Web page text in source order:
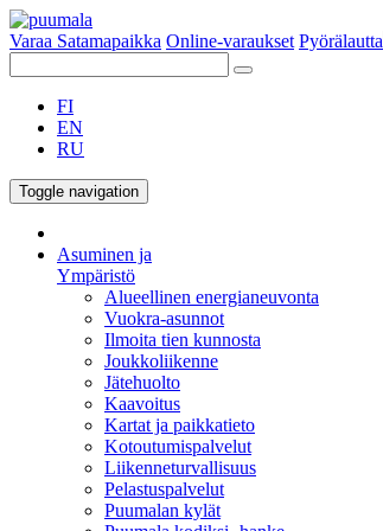
Varaa Satamapaikka Online-varaukset Pyörälautta
FI
EN
RU
Toggle navigation
Asuminen ja
Ympäristö
Alueellinen energianeuvonta
Vuokra-asunnot
Ilmoita tien kunnosta
Joukkoliikenne
Jätehuolto
Kaavoitus
Kartat ja paikkatieto
Kotoutumispalvelut
Liikenneturvallisuus
Pelastuspalvelut
Puumalan kylät